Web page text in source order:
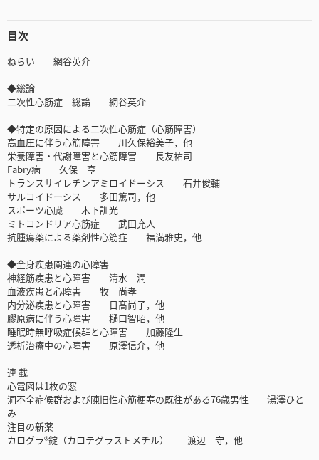
目次
ねらい 網谷英介
◆総論
二次性心筋症 総論 網谷英介
◆特定の原因による二次性心筋症（心筋障害）
高血圧に伴う心筋障害 川久保裕美子，他
栄養障害・代謝障害と心筋障害 長友祐司
Fabry病 久保 亨
トランスサイレチンアミロイドーシス 石井俊輔
サルコイドーシス 多田篤司，他
スポーツ心臓 木下訓光
ミトコンドリア心筋症 武田充人
抗腫瘍薬による薬剤性心筋症 福満雅史，他
◆全身疾患関連の心障害
神経筋疾患と心障害 清水 潤
血液疾患と心障害 牧 尚孝
内分泌疾患と心障害 日髙尚子，他
膠原病に伴う心障害 樋口智昭，他
睡眠時無呼吸症候群と心障害 加藤隆生
透析治療中の心障害 原澤信介，他
連 載
心電図は1枚の窓
洞不全症候群および陳旧性心筋梗塞の既往がある76歳男性 湯澤ひと
み
注目の新薬
カログラ®錠（カロテグラストメチル） 渡辺 守，他